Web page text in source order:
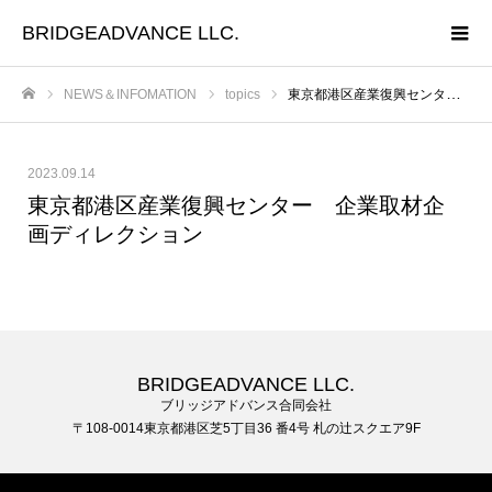
BRIDGEADVANCE LLC.
NEWS＆INFOMATION topics 東京都港区産業復興センター 企業取材企画ディレクション
2023.09.14
東京都港区産業復興センター 企業取材企
画ディレクション
BRIDGEADVANCE LLC.
ブリッジアドバンス合同会社
〒108-0014東京都港区芝5丁目36 番4号 札の辻スクエア9F